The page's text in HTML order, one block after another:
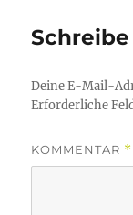
Deine E-Mail-
Erforderliche
KOMMENTAR *